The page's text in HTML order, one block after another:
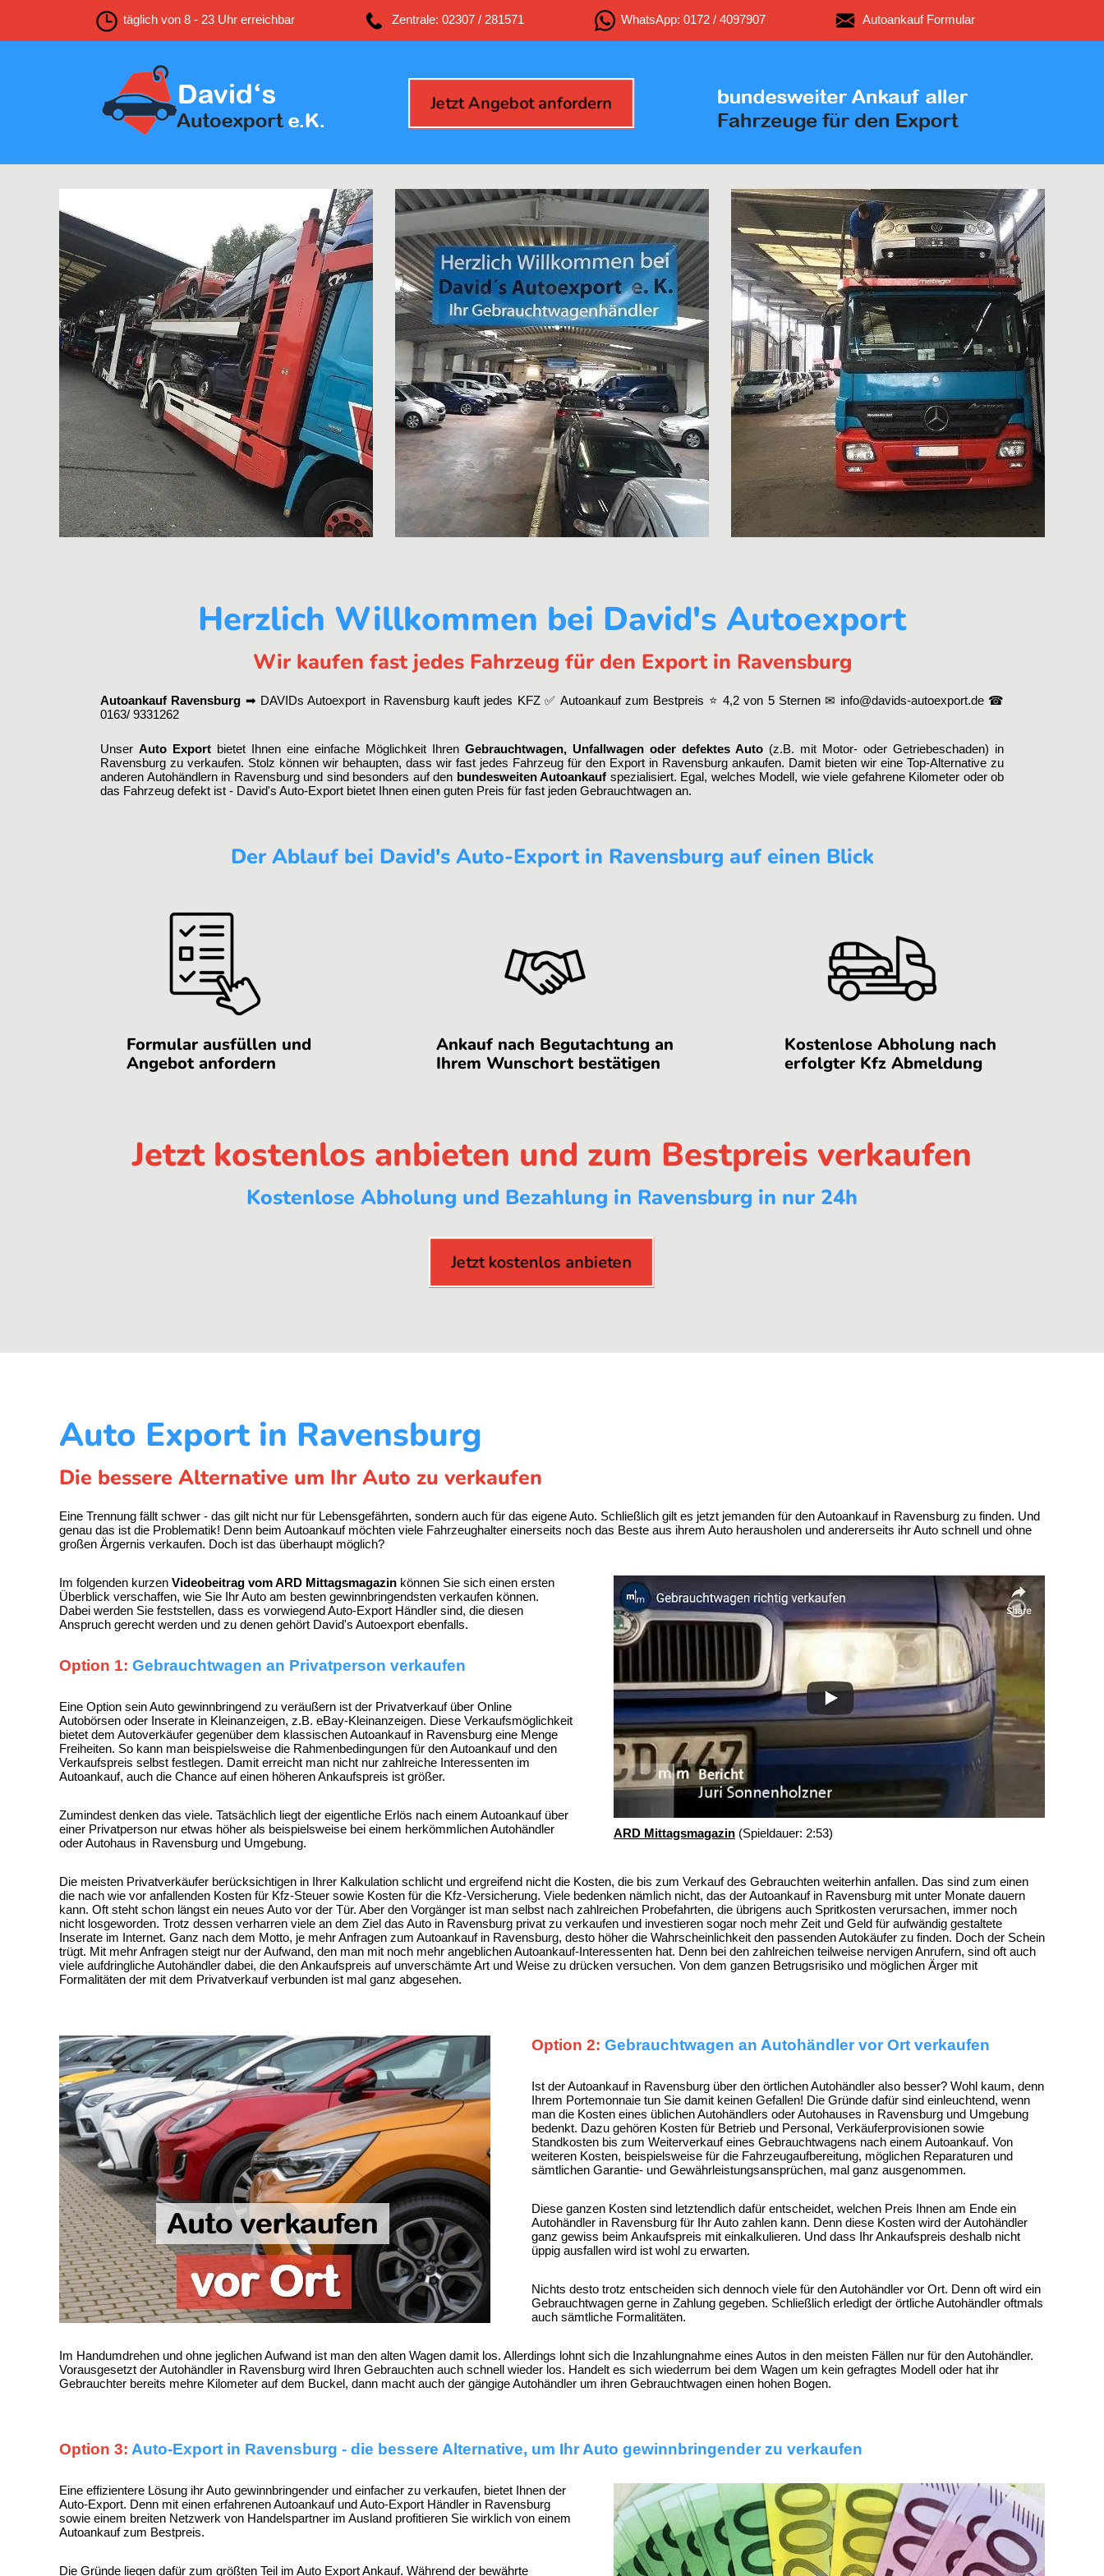
täglich von 8 - 23 Uhr erreichbar Zentrale: 02307 / 281571 WhatsApp: 0172 / 4097907 Autoankauf Formular
Jetzt Angebot anfordern
Herzlich Willkommen bei David's Autoexport
Wir kaufen fast jedes Fahrzeug für den Export in Ravensburg
Autoankauf Ravensburg ➡ DAVIDs Autoexport in Ravensburg kauft jedes KFZ ✅ Autoankauf zum Bestpreis ⭐ 4,2 von 5 Sternen ✉ info@davids-autoexport.de ☎
0163/ 9331262
Unser Auto Export bietet Ihnen eine einfache Möglichkeit Ihren Gebrauchtwagen, Unfallwagen oder defektes Auto (z.B. mit Motor- oder Getriebeschaden) in
Ravensburg zu verkaufen. Stolz können wir behaupten, dass wir fast jedes Fahrzeug für den Export in Ravensburg ankaufen. Damit bieten wir eine Top-Alternative zu
anderen Autohändlern in Ravensburg und sind besonders auf den bundesweiten Autoankauf spezialisiert. Egal, welches Modell, wie viele gefahrene Kilometer oder ob
das Fahrzeug defekt ist - David's Auto-Export bietet Ihnen einen guten Preis für fast jeden Gebrauchtwagen an.
Der Ablauf bei David's Auto-Export in Ravensburg auf einen Blick
Formular ausfüllen und
Angebot anfordern
Ankauf nach Begutachtung an
Ihrem Wunschort bestätigen
Kostenlose Abholung nach
erfolgter Kfz Abmeldung
Jetzt kostenlos anbieten und zum Bestpreis verkaufen
Kostenlose Abholung und Bezahlung in Ravensburg in nur 24h
Jetzt kostenlos anbieten
Auto Export in Ravensburg
Die bessere Alternative um Ihr Auto zu verkaufen
Eine Trennung fällt schwer - das gilt nicht nur für Lebensgefährten, sondern auch für das eigene Auto. Schließlich gilt es jetzt jemanden für den Autoankauf in Ravensburg zu finden. Und
genau das ist die Problematik! Denn beim Autoankauf möchten viele Fahrzeughalter einerseits noch das Beste aus ihrem Auto herausholen und andererseits ihr Auto schnell und ohne
großen Ärgernis verkaufen. Doch ist das überhaupt möglich?
ARD Mittagsmagazin (Spieldauer: 2:53)
Im folgenden kurzen Videobeitrag vom ARD Mittagsmagazin können Sie sich einen ersten
Überblick verschaffen, wie Sie Ihr Auto am besten gewinnbringendsten verkaufen können.
Dabei werden Sie feststellen, dass es vorwiegendAuto-Export Händler sind, die diesen
Anspruch gerecht werden und zu denen gehört David's Autoexport ebenfalls.
Option 1: Gebrauchtwagen an Privatperson verkaufen
Eine Option sein Auto gewinnbringend zu veräußern ist der Privatverkauf über Online
Autobörsen oder Inserate in Kleinanzeigen, z.B. eBay-Kleinanzeigen. Diese Verkaufsmöglichkeit
bietet dem Autoverkäufer gegenüber dem klassischen Autoankauf in Ravensburg eine Menge
Freiheiten. So kann man beispielsweise die Rahmenbedingungen für den Autoankauf und den
Verkaufspreis selbst festlegen. Damit erreicht man nicht nur zahlreiche Interessenten im
Autoankauf, auch die Chance auf einen höheren Ankaufspreis ist größer.
Zumindest denken das viele. Tatsächlich liegt der eigentliche Erlös nach einem Autoankauf über
einer Privatperson nur etwas höher als beispielsweise bei einem herkömmlichen Autohändler
oder Autohaus in Ravensburg und Umgebung.
Die meisten Privatverkäufer berücksichtigen in Ihrer Kalkulation schlicht und ergreifend nicht die Kosten, die bis zum Verkauf des Gebrauchten weiterhin anfallen. Das sind zum einen
die nach wie vor anfallenden Kosten für Kfz-Steuer sowie Kosten für die Kfz-Versicherung. Viele bedenken nämlich nicht, das der Autoankauf in Ravensburg mit unter Monate dauern
kann. Oft steht schon längst ein neues Auto vor der Tür. Aber den Vorgänger ist man selbst nach zahlreichen Probefahrten, die übrigens auch Spritkosten verursachen, immer noch
nicht losgeworden. Trotz dessen verharren viele an dem Ziel das Auto in Ravensburg privat zu verkaufen und investieren sogar noch mehr Zeit und Geld für aufwändig gestaltete
Inserate im Internet. Ganz nach dem Motto, je mehr Anfragen zum Autoankauf in Ravensburg, desto höher die Wahrscheinlichkeit den passenden Autokäufer zu finden. Doch der Schein
trügt. Mit mehr Anfragen steigt nur der Aufwand, den man mit noch mehr angeblichen Autoankauf-Interessenten hat. Denn bei den zahlreichen teilweise nervigen Anrufern, sind oft auch
viele aufdringliche Autohändler dabei, die den Ankaufspreis auf unverschämte Art und Weise zu drücken versuchen. Von dem ganzen Betrugsrisiko und möglichen Ärger mit
Formalitäten der mit dem Privatverkauf verbunden ist mal ganz abgesehen.
Option 2: Gebrauchtwagen an Autohändler vor Ort verkaufen
Ist der Autoankauf in Ravensburg über den örtlichen Autohändler also besser? Wohl kaum, denn
Ihrem Portemonnaie tun Sie damit keinen Gefallen! Die Gründe dafür sind einleuchtend, wenn
man die Kosten eines üblichen Autohändlers oder Autohauses in Ravensburg und Umgebung
bedenkt. Dazu gehören Kosten für Betrieb und Personal, Verkäuferprovisionen sowie
Standkosten bis zum Weiterverkauf eines Gebrauchtwagens nach einem Autoankauf. Von
weiteren Kosten, beispielsweise für die Fahrzeugaufbereitung, möglichen Reparaturen und
sämtlichen Garantie- und Gewährleistungsansprüchen, mal ganz ausgenommen.
Diese ganzen Kosten sind letztendlich dafür entscheidet, welchen Preis Ihnen am Ende ein
Autohändler in Ravensburg für Ihr Auto zahlen kann. Denn diese Kosten wird der Autohändler
ganz gewiss beim Ankaufspreis mit einkalkulieren. Und dass Ihr Ankaufspreis deshalb nicht
üppig ausfallen wird ist wohl zu erwarten.
Nichts desto trotz entscheiden sich dennoch viele für den Autohändler vor Ort. Denn oft wird ein
Gebrauchtwagen gerne in Zahlung gegeben. Schließlich erledigt der örtliche Autohändler oftmals
auch sämtliche Formalitäten.
Im Handumdrehen und ohne jeglichen Aufwand ist man den alten Wagen damit los. Allerdings lohnt sich die Inzahlungnahme eines Autos in den meisten Fällen nur für den Autohändler.
Vorausgesetzt der Autohändler in Ravensburg wird Ihren Gebrauchten auch schnell wieder los. Handelt es sich wiederrum bei dem Wagen um kein gefragtes Modell oder hat ihr
Gebrauchter bereits mehre Kilometer auf dem Buckel, dann macht auch der gängige Autohändler um ihren Gebrauchtwagen einen hohen Bogen.
Option 3: Auto-Export in Ravensburg - die bessere Alternative, um Ihr Auto gewinnbringender zu verkaufen
Eine effizientere Lösung ihr Auto gewinnbringender und einfacher zu verkaufen, bietet Ihnen der
Auto-Export. Denn mit einen erfahrenen Autoankauf undAuto-Export Händler in Ravensburg
sowie einem breiten Netzwerk von Handelspartner im Ausland profitieren Sie wirklich von einem
Autoankauf zum Bestpreis.
Die Gründe liegen dafür zum größten Teil im Auto Export Ankauf. Während der bewährte